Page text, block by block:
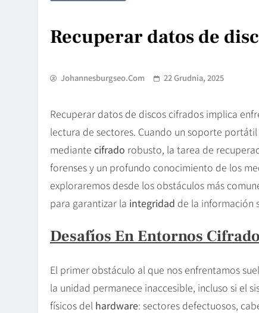
Recuperar datos de
Johannesburgseo.com 22 Grudnia, 2025
Recuperar datos de discos cifrados implica
lectura de sectores. Cuando un soporte
mediante cifrado robusto, la tarea de
forenses y un profundo conocimiento de los
exploraremos desde los obstáculos más
para garantizar la integridad de la información
Desafíos En Entornos
El primer obstáculo al que nos enfrentamos
la unidad permanece inaccesible, incluso si el
físicos del hardware: sectores defectuosos,